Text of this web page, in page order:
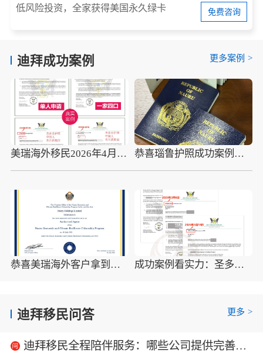
低风险投资，全家获得美国永久绿卡 免费咨询
迪拜成功案例 更多案例 >
美瑞海外移民2026年4月10组圣多美护照成功案例分享 恭喜瑙鲁护照成功案例，最新瑙鲁护照批准获批信
恭喜美瑞海外客户拿到瑙鲁护照最新获批信(2026年4月16日) 成功案例看实力：圣多美移民优质企业如何助客户快速拿证
迪拜移民问答 更多 >
迪拜移民全程陪伴服务：哪些公司提供完善的后续保障？